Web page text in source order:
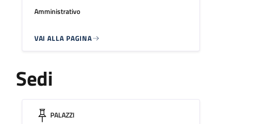
Amministrativo
VAI ALLA PAGINA
Sedi
PALAZZI